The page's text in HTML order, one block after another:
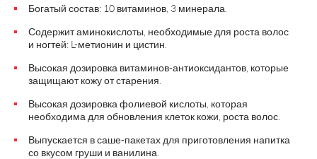
Богатый состав: 10 витаминов, 3 минерала.
Содержит аминокислоты, необходимые для роста волос
и ногтей: L-метионин и цистин.
Высокая дозировка витаминов-антиоксидантов, которые
защищают кожу от старения.
Высокая дозировка фолиевой кислоты, которая
необходима для обновления клеток кожи, роста волос.
Выпускается в саше-пакетах для приготовления напитка
со вкусом груши и ванилина.